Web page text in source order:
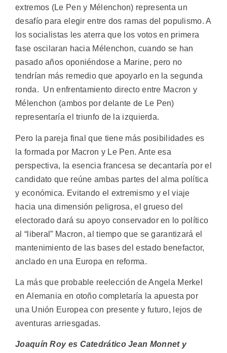
extremos (Le Pen y Mélenchon) representa un
desafío para elegir entre dos ramas del populismo. A
los socialistas les aterra que los votos en primera
fase oscilaran hacia Mélenchon, cuando se han
pasado años oponiéndose a Marine, pero no
tendrían más remedio que apoyarlo en la segunda
ronda. Un enfrentamiento directo entre Macron y
Mélenchon (ambos por delante de Le Pen)
representaría el triunfo de la izquierda.
Pero la pareja final que tiene más posibilidades es
la formada por Macron y Le Pen. Ante esa
perspectiva, la esencia francesa se decantaría por el
candidato que reúne ambas partes del alma política
y económica. Evitando el extremismo y el viaje
hacia una dimensión peligrosa, el grueso del
electorado dará su apoyo conservador en lo político
al “liberal” Macron, al tiempo que se garantizará el
mantenimiento de las bases del estado benefactor,
anclado en una Europa en reforma.
La más que probable reelección de Angela Merkel
en Alemania en otoño completaría la apuesta por
una Unión Europea con presente y futuro, lejos de
aventuras arriesgadas.
Joaquín Roy es Catedrático Jean Monnet y